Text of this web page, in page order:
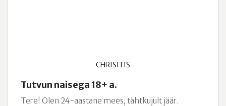
CHRISITIS
Tutvun naisega 18+ a.
Tere! Olen 24-aastane mees, tähtkujult jäär.